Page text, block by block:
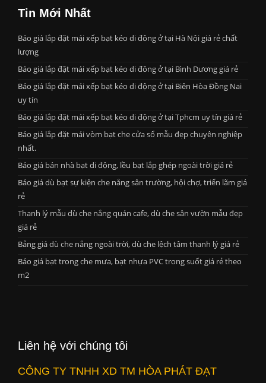
Tin Mới Nhất
Báo giá lắp đặt mái xếp bạt kéo di đông ở tại Hà Nội giá rẻ chất
lượng
Báo giá lắp đặt mái xếp bạt kéo di đông ở tại Bình Dương giá rẻ
Báo giá lắp đặt mái xếp bạt kéo di động ở tại Biên Hòa Đồng Nai
uy tín
Báo giá lắp đặt mái xếp bạt kéo di động ở tại Tphcm uy tín giá rẻ
Báo giá lắp đặt mái vòm bạt che cửa sổ mẫu đẹp chuyên nghiệp
nhất.
Báo giá bán nhà bạt di động, lều bạt lắp ghép ngoài trời giá rẻ
Báo giá dù bạt sự kiện che nắng sân trường, hội chợ, triển lãm giá
rẻ
Thanh lý mẫu dù che nắng quán cafe, dù che sân vườn mẫu đẹp
giá rẻ
Bảng giá dù che nắng ngoài trời, dù che lệch tâm thanh lý giá rẻ
Báo giá bạt trong che mưa, bạt nhựa PVC trong suốt giá rẻ theo
m2
Liên hệ với chúng tôi
CÔNG TY TNHH XD TM HÒA PHÁT ĐẠT